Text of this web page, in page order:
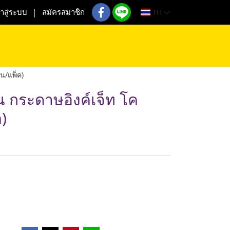
สู่ระบบ สมัครสมาชิก TH
/แพ็ค)
กระดาษอิงค์เจ็ท โค